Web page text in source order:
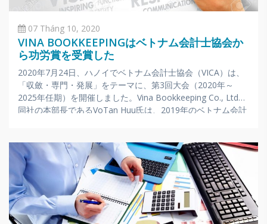
07 Tháng 10, 2020
VINA BOOKKEEPINGはベトナム会計士協会か
ら功労賞を受賞した
2020年7月24日、ハノイでベトナム会計士協会（VICA）は、
「収斂・専門・発展」をテーマに、第3回大会（2020年～
2025年任期）を開催しました。Vina Bookkeeping Co., Ltdと
同社の本部長であるVoTan Huu氏は、2019年のベトナム会計